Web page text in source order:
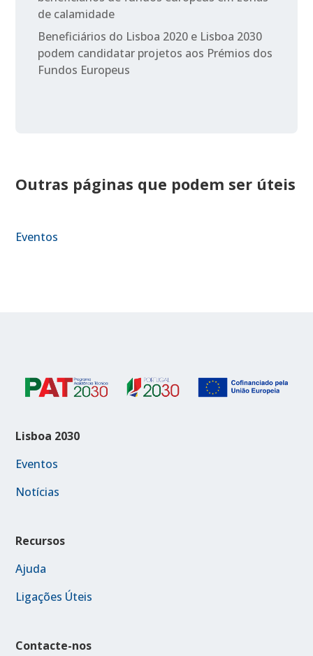
de calamidade
Beneficiários do Lisboa 2020 e Lisboa 2030
podem candidatar projetos aos Prémios dos
Fundos Europeus
Outras páginas que podem ser úteis
Eventos
Lisboa 2030
Eventos
Notícias
Recursos
Ajuda
Ligações Úteis
Contacte-nos